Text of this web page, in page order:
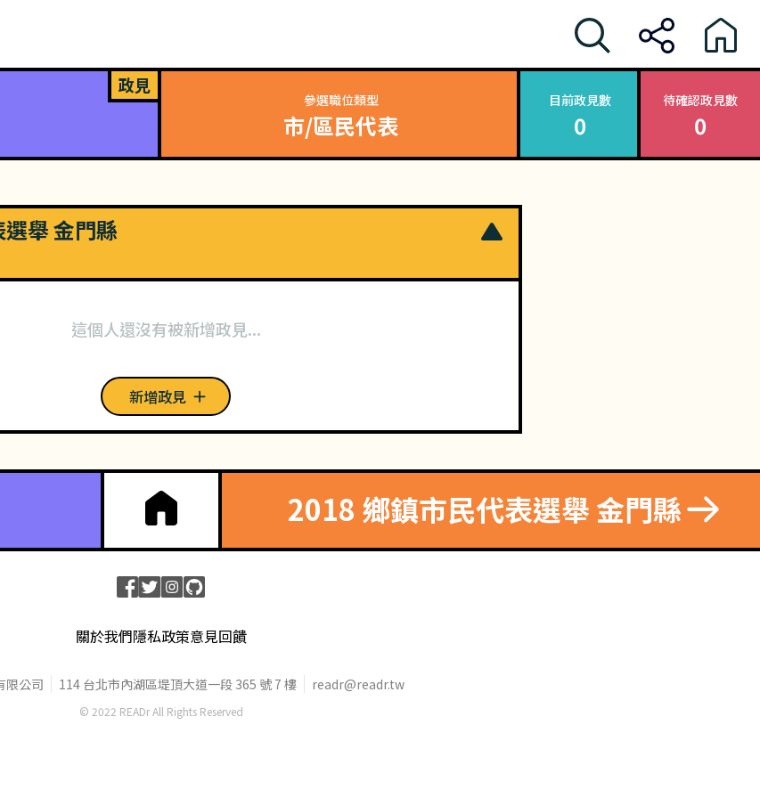
政見
參選職位類型
市/區民代表
目前政見數
0
待確認政見數
0
舉 金門縣
這個人還沒有被新增政見...
新增政見
2018 鄉鎮市民代表選舉 金門縣
關於我們隱私政策意見回饋
限公司 114 台北市內湖區堤頂大道一段 365 號 7 樓 readr@readr.tw
© 2022 READr All Rights Reserved